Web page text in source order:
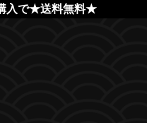
入で★送料無料★